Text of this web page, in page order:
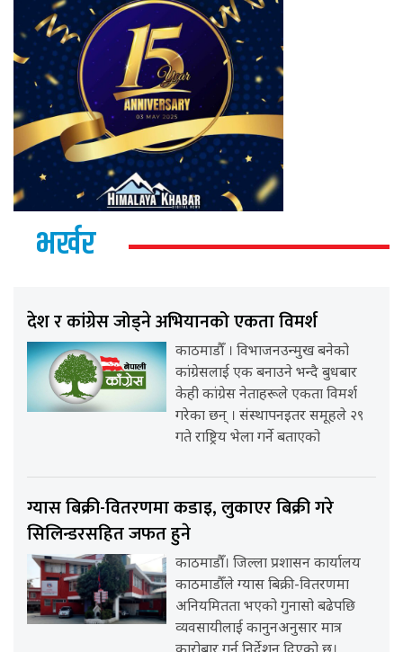
भर्खर
देश र कांग्रेस जोड्ने अभियानको एकता विमर्श
काठमाडौँ । विभाजनउन्मुख बनेको
कांग्रेसलाई एक बनाउने भन्दै बुधबार
केही कांग्रेस नेताहरूले एकता विमर्श
गरेका छन् । संस्थापनइतर समूहले २९
गते राष्ट्रिय भेला गर्ने बताएको
ग्यास बिक्री-वितरणमा कडाइ, लुकाएर बिक्री गरे
सिलिन्डरसहित जफत हुने
काठमाडौँ। जिल्ला प्रशासन कार्यालय
काठमाडौँले ग्यास बिक्री-वितरणमा
अनियमितता भएको गुनासो बढेपछि
व्यवसायीलाई कानुनअनुसार मात्र